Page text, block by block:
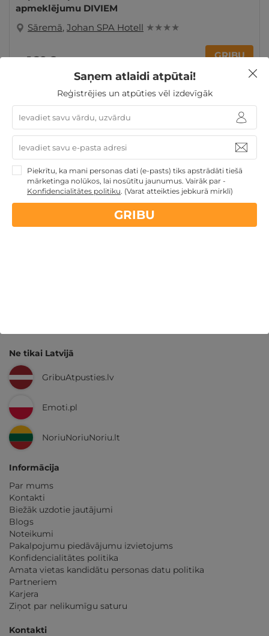
apmeklējumu DIVIEM
Sāremā, Johan SPA Hotell ★ ★ ★ ★
169€ GRIBU
Atpūta Lieldienu brīvdienās
Atpūta
maija brīvdienās
Derīgs arī VASARĀ
Veselības atpūta
- sanatorijas, SPA viesnīcas
Atpūta diviem
Ne tikai Latvijā
GribuAtpusties.lv
Emoti.pl
NoriuNoriuNoriu.lt
Informācija
Par mums
Kontakti
Biežāk uzdotie jautājumi
Blogs
Noteikumi
Pakalpojumu piedāvājumu izvietojums
Konfidencialitātes politika
Amata vietas kandidātu personas datu politika
Partneriem
Karjera
Ziņot par nelikumīgu saturu
Kontakti
Saņem atlaidi atpūtai!
Reģistrējies un atpūties vēl izdevīgāk
Piekrītu, ka mani personas dati (e-pasts) tiks apstrādāti tiešā
mārketinga nolūkos, lai nosūtītu jaunumus. Vairāk par -
Konfidencialitātes politiku. (Varat atteikties jebkurā mirklī)
GRIBU